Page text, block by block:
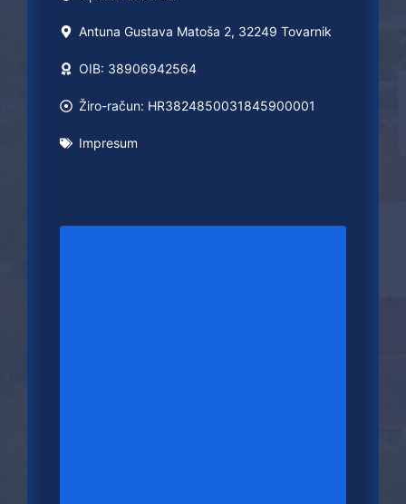
Antuna Gustava Matoša 2, 32249 Tovarnik
OIB: 38906942564
Žiro-račun: HR3824850031845900001
Impresum